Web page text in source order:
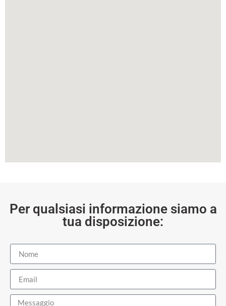
Per qualsiasi informazione siamo a
tua disposizione: